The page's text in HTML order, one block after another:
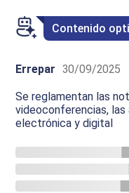
Contenido
Errepar 30/09/2025
Se reglamentan las
videoconferencias,
electrónica y digital